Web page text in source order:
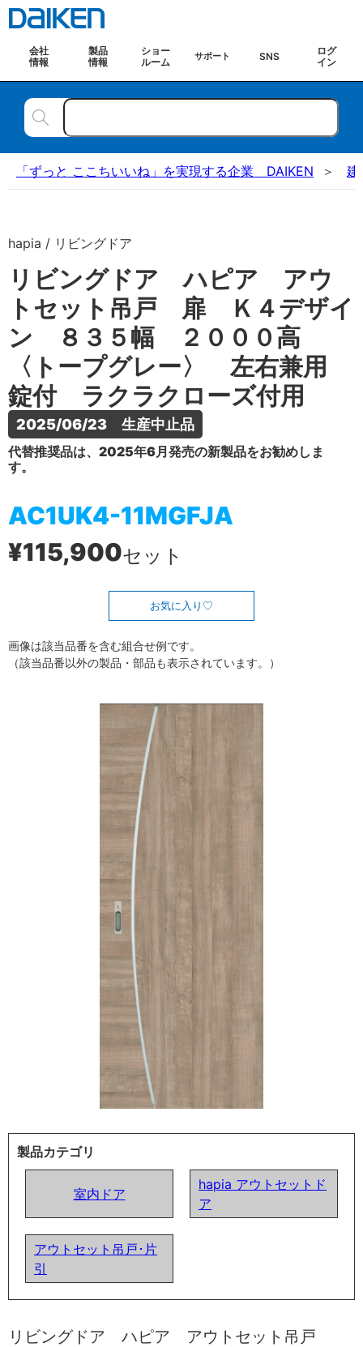
会社
情報
製品
情報
ショー
ルーム
サポート SNS
ログ
イン
「ずっと ここちいいね」を実現する企業 DAIKEN 建
hapia / リビングドア
リビングドア ハピア アウ
トセット吊戸 扉 Ｋ４デザイ
ン ８３５幅 ２０００高
〈トープグレー〉 左右兼用
錠付 ラクラクローズ付用
2025/06/23　生産中止品
代替推奨品は、2025年6月発売の新製品をお勧めしま
す。
AC1UK4-11MGFJA
¥115,900セット
お気に入り
画像は該当品番を含む組合せ例です。
（該当品番以外の製品・部品も表示されています。）
製品カテゴリ
室内ドア
hapia アウトセットド
ア
アウトセット吊戸･片
引
リビングドア ハピア アウトセット吊戸